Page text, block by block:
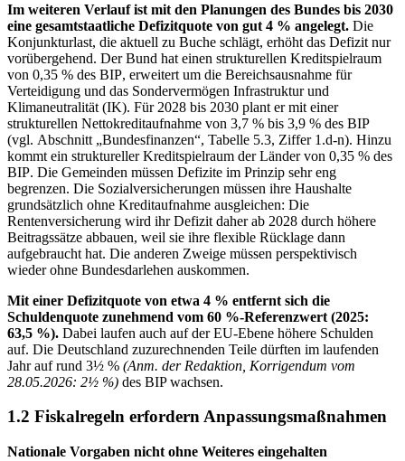
Im weiteren Verlauf ist mit den Planungen des Bundes bis 2030
eine gesamtstaatliche Defizitquote von gut 4 % angelegt. Die
Konjunkturlast, die aktuell zu Buche schlägt, erhöht das Defizit nur
vorübergehend. Der Bund hat einen strukturellen Kreditspielraum
von 0,35 % des BIP, erweitert um die Bereichsausnahme für
Verteidigung und das Sondervermögen Infrastruktur und
Klimaneutralität (IK). Für 2028 bis 2030 plant er mit einer
strukturellen Nettokreditaufnahme von 3,7 % bis 3,9 % des BIP
(vgl. Abschnitt „Bundesfinanzen“, Tabelle 5.3, Ziffer 1.d-n). Hinzu
kommt ein struktureller Kreditspielraum der Länder von 0,35 % des
BIP. Die Gemeinden müssen Defizite im Prinzip sehr eng
begrenzen. Die Sozialversicherungen müssen ihre Haushalte
grundsätzlich ohne Kreditaufnahme ausgleichen: Die
Rentenversicherung wird ihr Defizit daher ab 2028 durch höhere
Beitragssätze abbauen, weil sie ihre flexible Rücklage dann
aufgebraucht hat. Die anderen Zweige müssen perspektivisch
wieder ohne Bundesdarlehen auskommen.
Mit einer Defizitquote von etwa 4 % entfernt sich die
Schuldenquote zunehmend vom 60 %-Referenzwert (2025:
63,5 %). Dabei laufen auch auf derEU-Ebene höhere Schulden
auf. Die Deutschland zuzurechnenden Teile dürften im laufenden
Jahr auf rund 3½ % (Anm. der Redaktion, Korrigendum vom
28.05.2026: 2½ %) des BIPwachsen.
1.2 Fiskalregeln erfordern Anpassungsmaßnahmen
Nationale Vorgaben nicht ohne Weiteres eingehalten